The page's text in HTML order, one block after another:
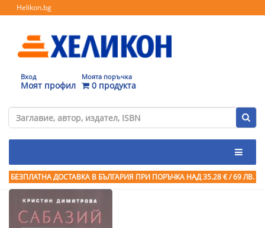
Helikon.bg
Вход
Моят профил
Моята поръчка
0 продукта
БЕЗПЛАТНА ДОСТАВКА В БЪЛГАРИЯ ПРИ ПОРЪЧКА НАД 35.28 € / 69 ЛВ.